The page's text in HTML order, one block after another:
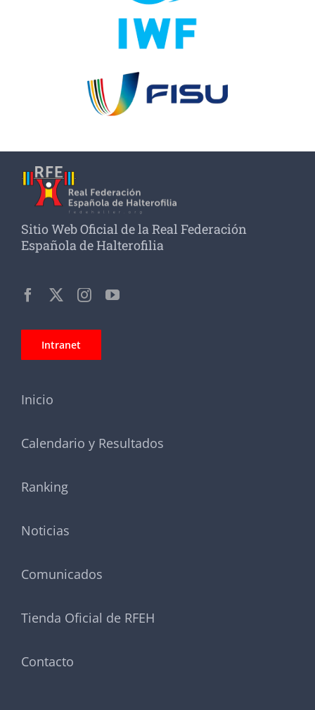
Sitio Web Oficial de la Real Federación
Española de Halterofilia
Intranet
Inicio
Calendario y Resultados
Ranking
Noticias
Comunicados
Tienda Oficial de RFEH
Contacto